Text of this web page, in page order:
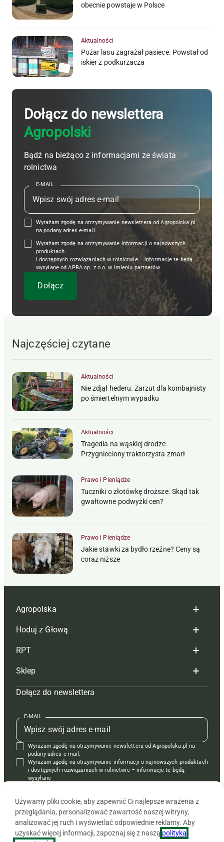
obecnie powstaje w Polsce
Aktualności
Pożar lasu zagrażał pasiece. Powstał od
iskier z podkurzacza
Dołącz do newslettera
Agropolski
Bądź na bieżąco z informacjami ze świata
rolnictwa
E-MAIL
Wyrażam zgodę na otrzymywanie newslettera od Agropolska.pl
na podany adres e-mail.
Wyrażam zgodę na otrzymywanie informacji o najnowszych
produktach
i dostępnych rozwiązaniach w rolnictwie – informacje te będą
wysyłane od APRA sp. z o.o. w imieniu partnerów.
Najczęściej czytane
Aktualności
Nie zdjął hederu. Zarzut dla kombajnisty
po śmiertelnym wypadku
Aktualności
Tragedia na wąskiej drodze.
Przygnieciony traktorzysta zmarł
Prawo i Pieniądze
Tuczniki o złotówkę droższe. Skąd tak
gwałtowne podwyżki cen?
Prawo i Pieniądze
Jakie stawki za bydło rzeźne? Ceny są
coraz niższe
Agropolska
Redakcja
Reklama
Tagi
Mapa serwisu
Kontakt
Regulamin
Polityka prywatności
Hoduj z Głową
Hoduj z głową bydło
Hoduj z głową świnie
Prenumerata
Redakcja
Kontakt
Reklama
RPT
Redakcja
Prenumerata
Reklama
Kontakt
Krzyżówki
Sklep
Czasopisma i prenumerata
Książki
Regulamin
Dołącz do newslettera
E-MAIL
Wyrażam zgodę na otrzymywanie newslettera od Agropolska.pl na
podany adres e-mail.
Wyrażam zgodę na otrzymywanie informacji o najnowszych produktach
i dostępnych rozwiązaniach w rolnictwie – informacje te będą
wysyłane
Używamy pliki cookie, aby zapewnić Ci najlepsze wrażenia z
przeglądania, personalizować zawartość naszej witryny,
analizować jej ruch i wyświetlać odpowiednie reklamy. Aby
uzyskać więcej informacji, zapoznaj się z naszą polityką